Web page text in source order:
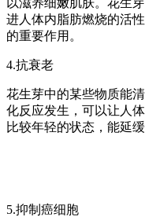
进人体内脂肪燃烧的活
的重要作用。
4.抗衰老
花生芽中的某些物质能
化反应发生，可以让人
比较年轻的状态，能延
5.抑制癌细胞